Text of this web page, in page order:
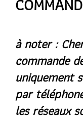
à noter :
commande
uniquement
par
les réseaux